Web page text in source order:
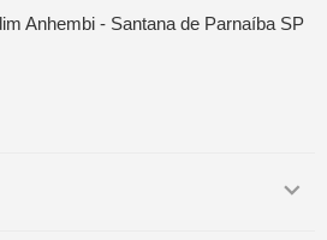
Anhembi - Santana de Parnaíba SP